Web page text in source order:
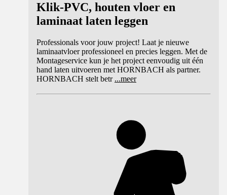
Klik-PVC, houten vloer en
laminaat laten leggen
Professionals voor jouw project! Laat je nieuwe
laminaatvloer professioneel en precies leggen. Met de
Montageservice kun je het project eenvoudig uit één
hand laten uitvoeren met HORNBACH als partner.
HORNBACH stelt betr ...meer